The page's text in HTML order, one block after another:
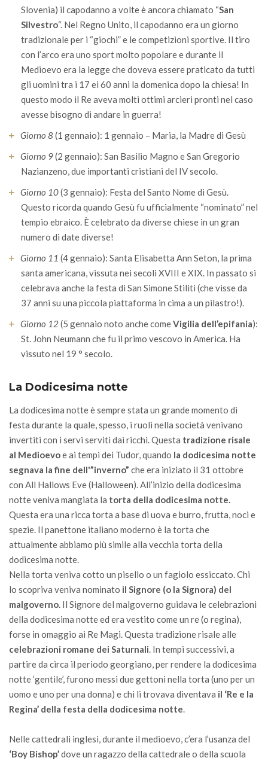
Slovenia) il capodanno a volte è ancora chiamato “San
Silvestro“. Nel Regno Unito, il capodanno era un giorno
tradizionale per i “giochi” e le competizioni sportive. Il tiro
con l’arco era uno sport molto popolare e durante il
Medioevo era la legge che doveva essere praticato da tutti
gli uomini tra i 17 ei 60 anni la domenica dopo la chiesa! In
questo modo il Re aveva molti ottimi arcieri pronti nel caso
avesse bisogno di andare in guerra!
Giorno 8 (1 gennaio): 1 gennaio – Maria, la Madre di Gesù
Giorno 9(2 gennaio): San Basilio Magno e San Gregorio
Nazianzeno, due importanti cristiani del IV secolo.
Giorno 10(3 gennaio): Festa del Santo Nome di Gesù.
Questo ricorda quando Gesù fu ufficialmente “nominato” nel
tempio ebraico. È celebrato da diverse chiese in un gran
numero di date diverse!
Giorno 11 (4 gennaio): Santa Elisabetta Ann Seton, la prima
santa americana, vissuta nei secoli XVIII e XIX. In passato si
celebrava anche la festa di San Simone Stiliti (che visse da
37 anni su una piccola piattaforma in cima a un pilastro!).
Giorno 12(5 gennaio noto anche comeVigilia dell’epifania):
St. John Neumann che fu il primo vescovo in America. Ha
vissuto nel 19 ° secolo.
La Dodicesima notte
La dodicesima notte è sempre stata un grande momento di
festa durante la quale, spesso, i ruoli nella società venivano
invertiti con i servi serviti dai ricchi. Questa tradizione risale
al Medioevoe ai tempi dei Tudor, quando la dodicesima notte
segnava la fine dell'”inverno” che era iniziato il 31 ottobre
con All Hallows Eve (Halloween). All’inizio della dodicesima
notte veniva mangiata la torta della dodicesima notte.
Questa era una ricca torta a base di uova e burro, frutta, noci e
spezie. Il panettone italiano moderno è la torta che
attualmente abbiamo più simile alla vecchia torta della
dodicesima notte.
Nella torta veniva cotto un pisello o un fagiolo essiccato. Chi
lo scopriva veniva nominato il Signore (o la Signora) del
malgoverno. Il Signore del malgoverno guidava le celebrazioni
della dodicesima notte ed era vestito come un re (o regina),
forse in omaggio ai Re Magi. Questa tradizione risale alle
celebrazioni romane dei Saturnali. In tempi successivi, a
partire da circa il periodo georgiano, per rendere la dodicesima
notte ‘gentile’, furono messi due gettoni nella torta (uno per un
uomo e uno per una donna) e chi li trovava diventava il ‘Re e la
Regina’ della festa della dodicesima notte.
Nelle cattedrali inglesi, durante il medioevo, c’era l’usanza del
‘Boy Bishop’dove un ragazzo della cattedrale o della scuola